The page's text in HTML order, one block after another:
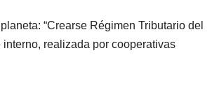
“Crearse Régimen Tributario del
realizada por cooperativas